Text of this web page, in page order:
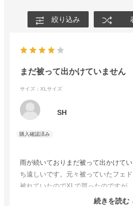
絞り込み
まだ被って出かけていません
サイズ：XLサイズ
SH
雨が続いておりまだ被って出かけて
ち遠しいです。元々被っていたフェ
被れていたのでXLで買ったのですが
たようです。ですが、痛いわけでは
続きを読む